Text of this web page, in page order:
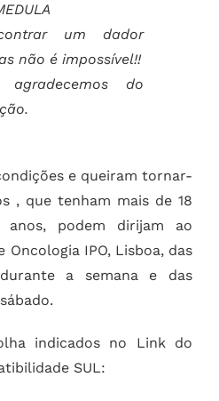
um dador
não é impossível!!
agradecemos do
e queiram tornar-
, que tenham mais de 18
podem dirijam ao
IPO, Lisboa, das
a semana e das
indicados no Link do
SUL: